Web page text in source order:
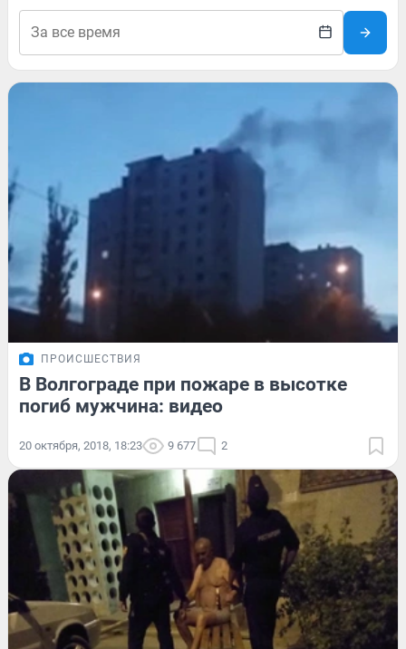
ПРОИСШЕСТВИЯ
В Волгограде при пожаре в высотке
погиб мужчина: видео
20 октября, 2018, 18:23 9 677 2